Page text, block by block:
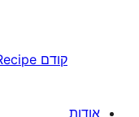
קודם
אודות